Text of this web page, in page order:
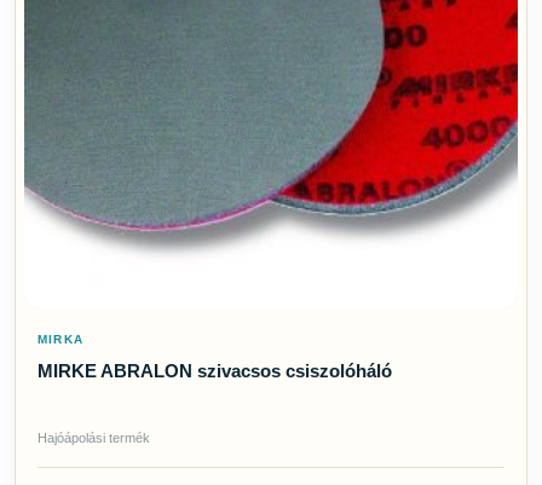
MIRKA
MIRKE ABRALON szivacsos csiszolóháló
Hajóápolási termék